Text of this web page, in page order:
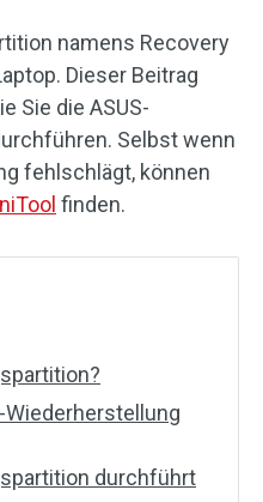
namens Recovery
Dieser Beitrag
Sie die ASUS-
Selbst wenn
fehlschlägt, können
finden.
Wiederherstellung
durchführt